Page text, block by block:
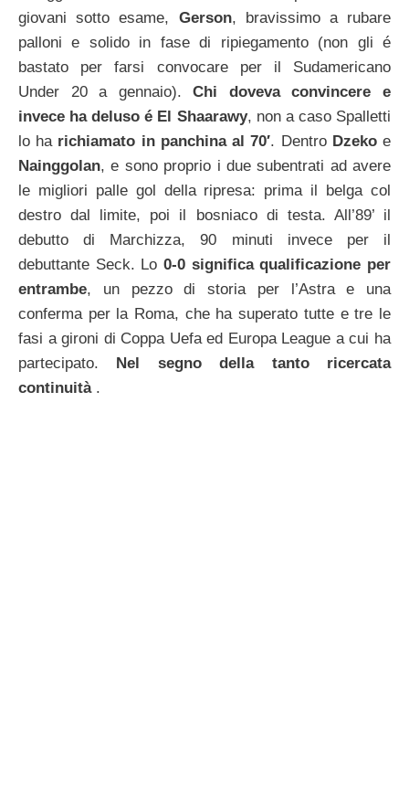
giovani sotto esame, Gerson, bravissimo a rubare
palloni e solido in fase di ripiegamento (non gli é
bastato per farsi convocare per il Sudamericano
Under 20 a gennaio).Chi doveva convincere e
invece ha deluso é El Shaarawy, non a caso Spalletti
lo ha richiamato in panchina al 70′. Dentro Dzekoe
Nainggolan, e sono proprio i due subentrati ad avere
le migliori palle gol della ripresa: prima il belga col
destro dal limite, poi il bosniaco di testa. All’89’ il
debutto di Marchizza, 90 minuti invece per il
debuttante Seck. Lo 0-0 significa qualificazione per
entrambe, un pezzo di storia per l’Astra e una
conferma per la Roma, che ha superato tutte e tre le
fasi a gironi di Coppa Uefa ed Europa League a cui ha
partecipato.
Nel segno della tanto ricercata
continuità .